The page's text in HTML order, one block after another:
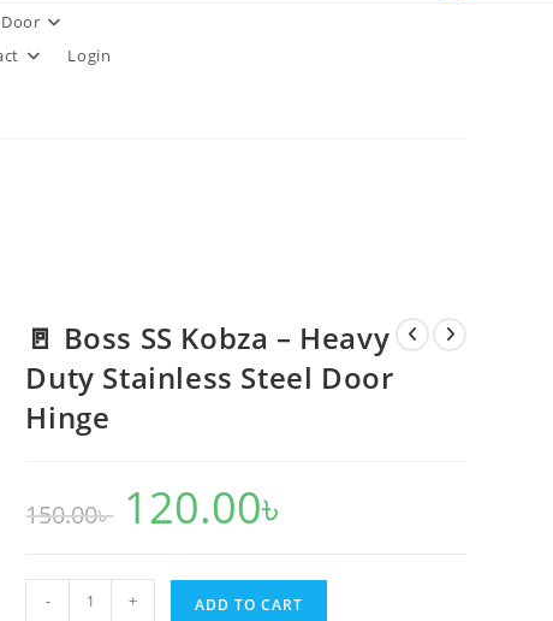
Login
🚪 Boss SS Kobza – Heavy
Duty Stainless Steel Door
Hinge
150.00৳
Original
price
was:
120.00৳
- + ADD TO CART